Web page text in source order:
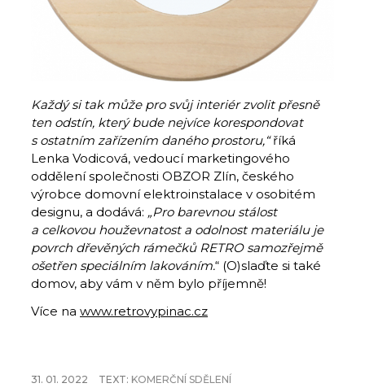
Každý si tak může pro svůj interiér zvolit přesně
ten odstín, který bude nejvíce korespondovat
s ostatním zařízením daného prostoru,“říká
Lenka Vodicová, vedoucí marketingového
oddělení společnosti OBZOR Zlín, českého
výrobce domovní elektroinstalace v osobitém
designu, a dodává: „Pro barevnou stálost
a celkovou houževnatost a odolnost materiálu je
povrch dřevěných rámečků RETRO samozřejmě
ošetřen speciálním lakováním.“ (O)slaďte si také
domov, aby vám v něm bylo příjemně!
Více na www.retrovypinac.cz
31. 01. 2022 TEXT: KOMERČNÍ SDĚLENÍ